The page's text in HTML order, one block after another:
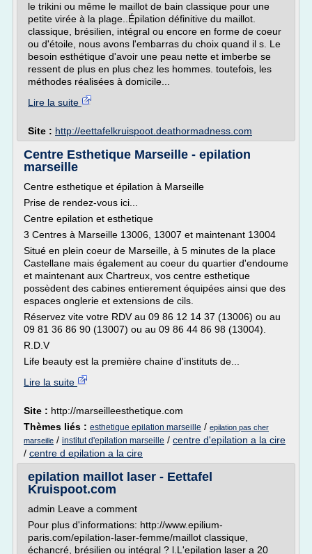
le trikini ou même le maillot de bain classique pour une
petite virée à la plage..Épilation définitive du maillot.
classique, brésilien, intégral ou encore en forme de coeur
ou d'étoile, nous avons l'embarras du choix quand il s. Le
besoin esthétique d'avoir une peau nette et imberbe se
ressent de plus en plus chez les hommes. toutefois, les
méthodes réalisées à domicile...
Lire la suite
Site : http://eettafelkruispoot.deathormadness.com
Centre Esthetique Marseille - epilation
marseille
Centre esthetique et épilation à Marseille
Prise de rendez-vous ici...
Centre epilation et esthetique
3 Centres à Marseille 13006, 13007 et maintenant 13004
Situé en plein coeur de Marseille, à 5 minutes de la place
Castellane mais également au coeur du quartier d'endoume
et maintenant aux Chartreux, vos centre esthetique
possèdent des cabines entierement équipées ainsi que des
espaces onglerie et extensions de cils.
Réservez vite votre RDV au 09 86 12 14 37 (13006) ou au
09 81 36 86 90 (13007) ou au 09 86 44 86 98 (13004).
R.D.V
Life beauty est la première chaine d'instituts de...
Lire la suite
Site : http://marseilleesthetique.com
Thèmes liés : esthetique epilation marseille / epilation pas cher
marseille / institut d'epilation marseille / centre d'epilation a la cire
/ centre d epilation a la cire
epilation maillot laser - Eettafel
Kruispoot.com
admin Leave a comment
Pour plus d'informations: http://www.epilium-
paris.com/epilation-laser-femme/maillot classique,
échancré, brésilien ou intégral ? l.L'epilation laser a 20